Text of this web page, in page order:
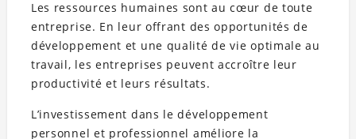
Les ressources humaines sont au cœur de toute
entreprise. En leur offrant des opportunités de
développement et une qualité de vie optimale au
travail, les entreprises peuvent accroître leur
productivité et leurs résultats.
L’investissement dans le développement
personnel et professionnel améliore la